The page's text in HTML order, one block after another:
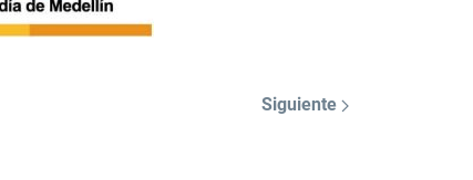
Siguiente